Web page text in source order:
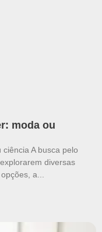
moda ou
A busca pelo
diversas
a